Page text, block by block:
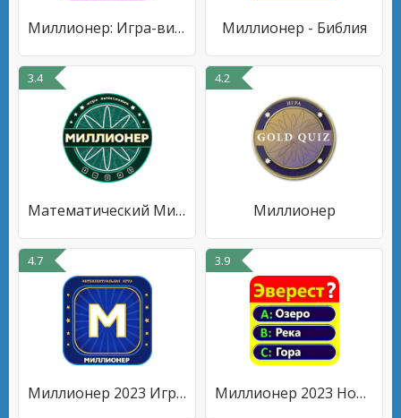
Миллионер: Игра-викторина Миллионер - Библия
3.4
Математический Миллионер 2023
4.2
Миллионер
4.7
Миллионер 2023 Игра викторина
3.9
Миллионер 2023 Новая викторина